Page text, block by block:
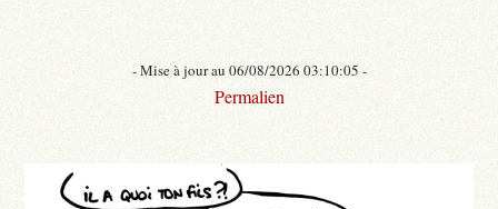
- Mise à jour au 06/08/2026 03:10:05 -
Permalien